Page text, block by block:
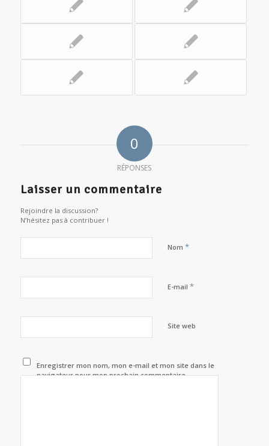
0
RÉPONSES
Laisser un commentaire
Rejoindre la discussion?
N’hésitez pas à contribuer !
Nom *
E-mail *
Site web
Enregistrer mon nom, mon e-mail et mon site dans le
navigateur pour mon prochain commentaire.